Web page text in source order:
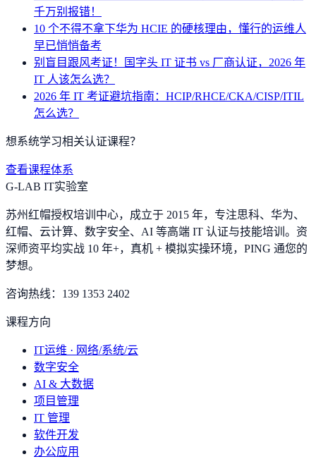
千万别报错！
10 个不得不拿下华为 HCIE 的硬核理由，懂行的运维人
早已悄悄备考
别盲目跟风考证！国字头 IT 证书 vs 厂商认证，2026 年
IT 人该怎么选？
2026 年 IT 考证避坑指南：HCIP/RHCE/CKA/CISP/ITIL
怎么选？
想系统学习相关认证课程？
查看课程体系
G-LAB IT实验室
苏州红帽授权培训中心，成立于 2015 年，专注思科、华为、
红帽、云计算、数字安全、AI 等高端 IT 认证与技能培训。资
深师资平均实战 10 年+，真机 + 模拟实操环境， PING 通您的
梦想。
咨询热线： 139 1353 2402
课程方向
IT运维 · 网络/系统/云
数字安全
AI & 大数据
项目管理
IT 管理
软件开发
办公应用